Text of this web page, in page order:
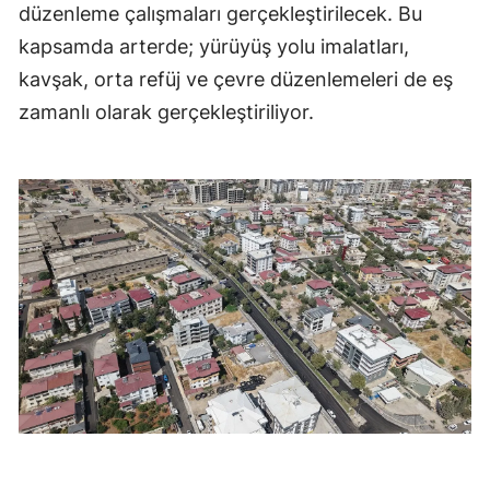
düzenleme çalışmaları gerçekleştirilecek. Bu
kapsamda arterde; yürüyüş yolu imalatları,
kavşak, orta refüj ve çevre düzenlemeleri de eş
zamanlı olarak gerçekleştiriliyor.